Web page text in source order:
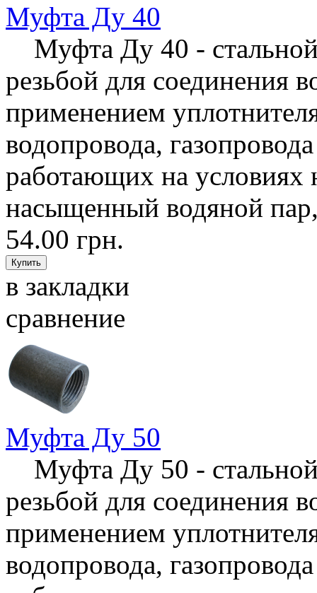
Муфта Ду 40
Муфта Ду 40 -
резьбой для соединения
применением
водопровода,
работающих на условиях
насыщенный водяной
54.00 грн.
в закладки
сравнение
Муфта Ду 50
Муфта Ду 50 -
резьбой для соединения
применением
водопровода,